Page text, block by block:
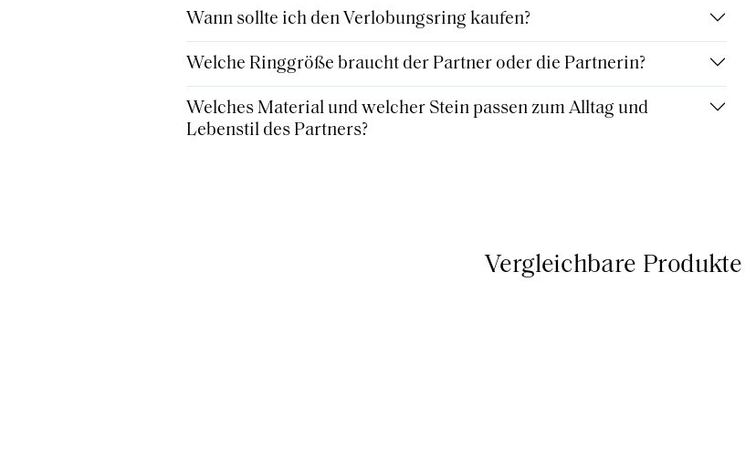
Wann sollte ich den Verlobungsring kaufen?
Welche Ringgröße braucht der Partner oder die Partnerin?
Welches Material und welcher Stein passen zum Alltag und
Lebenstil des Partners?
Vergleichbare Produkte